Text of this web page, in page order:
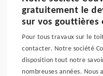
gratuitement le
sur vos gouttières
Pour tous travaux sur le
contacter. Notre société
disposition tout notre
nombreuses années. Nous